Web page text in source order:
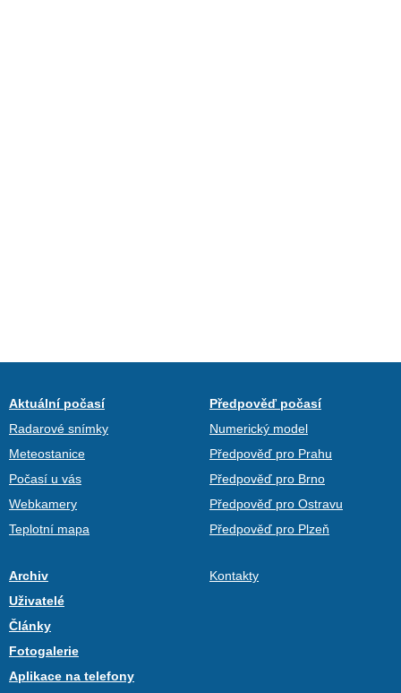
Aktuální počasí
Radarové snímky
Meteostanice
Počasí u vás
Webkamery
Teplotní mapa
Předpověď počasí
Numerický model
Předpověď pro Prahu
Předpověď pro Brno
Předpověď pro Ostravu
Předpověď pro Plzeň
Archiv
Uživatelé
Články
Fotogalerie
Aplikace na telefony
Kontakty